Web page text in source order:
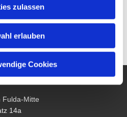
zulassen
erlauben
Cookies
Fulda-Mitte
14a